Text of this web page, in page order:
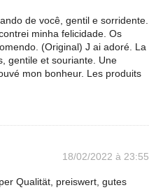
de você, gentil e sorridente.
minha felicidade. Os
(Original) J ai adoré. La
gentile et souriante. Une
mon bonheur. Les produits
18/02/2022 à 23:55
Qualität, preiswert, gutes